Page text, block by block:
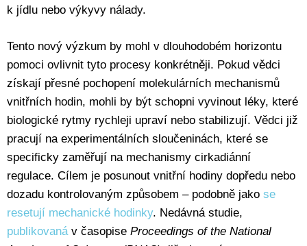
k jídlu nebo výkyvy nálady.
Tento nový výzkum by mohl v dlouhodobém horizontu
pomoci ovlivnit tyto procesy konkrétněji. Pokud vědci
získají přesné pochopení molekulárních mechanismů
vnitřních hodin, mohli by být schopni vyvinout léky, které
biologické rytmy rychleji upraví nebo stabilizují. Vědci již
pracují na experimentálních sloučeninách, které se
specificky zaměřují na mechanismy cirkadiánní
regulace. Cílem je posunout vnitřní hodiny dopředu nebo
dozadu kontrolovaným způsobem – podobně jako se
resetují mechanické hodinky. Nedávná studie,
publikovanáv časopise Proceedings of the National